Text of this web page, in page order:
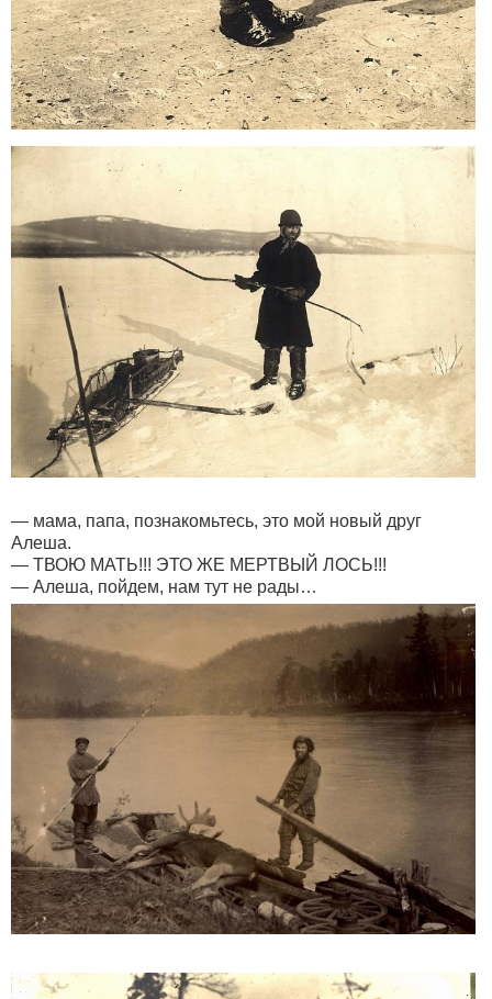
— мама, папа, познакомьтесь, это мой новый друг
Алеша.
— ТВОЮ МАТЬ!!! ЭТО ЖЕ МЕРТВЫЙ ЛОСЬ!!!
— Алеша, пойдем, нам тут не рады…